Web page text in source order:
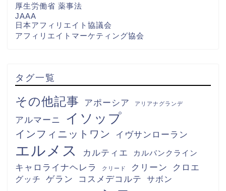
厚生労働省 薬事法
JAAA
日本アフィリエイト協議会
アフィリエイトマーケティング協会
タグ一覧
その他記事 アポーシア アリアナグランデ
アルマーニ イソップ
インフィニットワン イヴサンローラン
エルメス カルティエ カルバンクライン
キャロライナヘレラ クリード クリーン クロエ
グッチ ゲラン コスメデコルテ サボン